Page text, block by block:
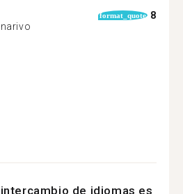
format_quote 8
de idiomas es